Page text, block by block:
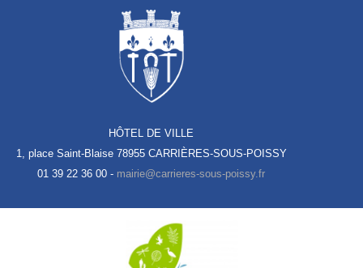
HÔTEL DE VILLE
1, place Saint-Blaise 78955 CARRIÈRES-SOUS-POISSY
01 39 22 36 00 -